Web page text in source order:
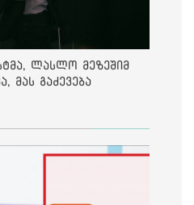
ლასლო მეზეშიმ
მას გაძევება